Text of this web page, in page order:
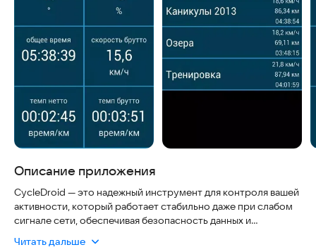
Описание приложения
CycleDroid — это надежный инструмент для контроля вашей
активности, который работает стабильно даже при слабом
сигнале сети, обеспечивая безопасность данных и
Приложение использует систему GPS для точного
Читать дальше